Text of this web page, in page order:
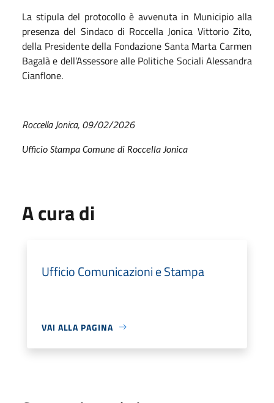
La stipula del protocollo è avvenuta in Municipio alla
presenza del Sindaco di Roccella Jonica Vittorio Zito,
della Presidente della Fondazione Santa Marta Carmen
Bagalà e dell’Assessore alle Politiche Sociali Alessandra
Cianflone.
Roccella Jonica, 09/02/2026
Ufficio Stampa Comune di Roccella Jonica
A cura di
Ufficio Comunicazioni e Stampa
VAI ALLA PAGINA